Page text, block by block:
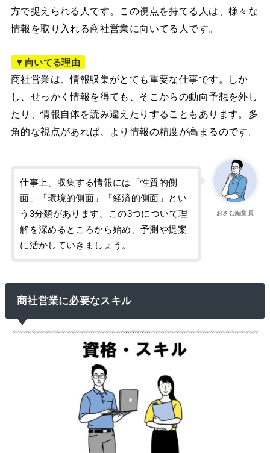
方で捉えられる人です。この視点を持てる人は、様々な
情報を取り入れる商社営業に向いてる人です。
▼向いてる理由
商社営業は、情報収集がとても重要な仕事です。しか
し、せっかく情報を得ても、そこからの動向予想を外し
たり、情報自体を読み違えたりすることもあります。多
角的な視点があれば、より情報の精度が高まるのです。
おさむ編集員
仕事上、収集する情報には「性質的側
面」「環境的側面」「経済的側面」とい
う3分類があります。この3つについて理
解を深めるところから始め、予測や提案
に活かしていきましょう。
商社営業に必要なスキル